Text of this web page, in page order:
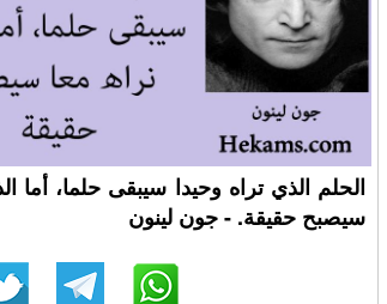
الحلم الذي تراه وحيدا سيبقى حلما، أما
سيصبح حقيقة. - جون لينون